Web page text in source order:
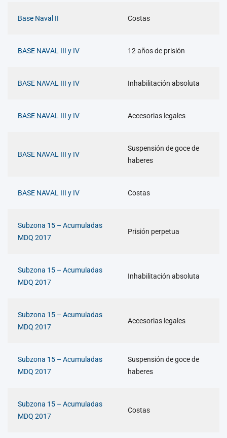
Base Naval II Costas
BASE NAVAL III y IV 12 años de prisión
BASE NAVAL III y IV Inhabilitación absoluta
BASE NAVAL III y IV Accesorias legales
BASE NAVAL III y IV
Suspensión de goce de
haberes
BASE NAVAL III y IV Costas
Subzona 15 – Acumuladas
MDQ 2017
Prisión perpetua
Subzona 15 – Acumuladas
MDQ 2017
Inhabilitación absoluta
Subzona 15 – Acumuladas
MDQ 2017
Accesorias legales
Subzona 15 – Acumuladas
MDQ 2017
Suspensión de goce de
haberes
Subzona 15 – Acumuladas
MDQ 2017
Costas